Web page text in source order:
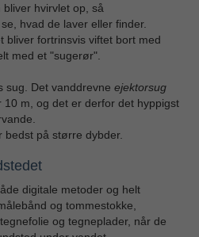
hvirvlet op, så
hvad de laver eller finder.
fortrinsvis viftet bort med
med et "sugerør".
sug. Det vanddrevne ejektorsug
m, og det er derfor det hyppigst
bedst på større dybder.
digitale metoder og helt
og tommestokke,
og tegneplader, når de